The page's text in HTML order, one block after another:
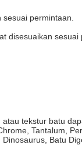
permintaan.
disesuaikan sesuai
tekstur batu
Tantalum,
Batu